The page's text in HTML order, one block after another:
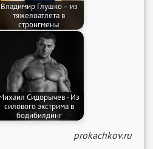
Владимир Глушко – из
тяжелоатлета в
стронгмены
Сидорычев - Из
силового экстрима в
бодибилдинг
prokachkov.ru